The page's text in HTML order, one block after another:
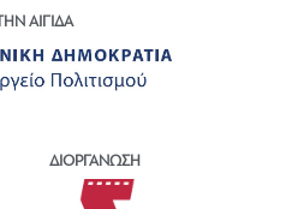
ΑΙΓΙΔΑ
ΔΙΟΡΓΑΝΩΣΗ